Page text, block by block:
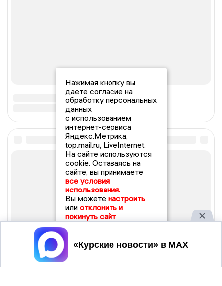
Нажимая кнопку вы
даете согласие на
обработку персональных
данных
с использованием
интернет-сервиса
Яндекс.Метрика,
top.mail.ru, LiveInternet.
На сайте используются
cookie. Оставаясь на
сайте, вы принимаете
все условия
использования.
Вы можете настроить
или отклонить и
покинуть сайт
Принять